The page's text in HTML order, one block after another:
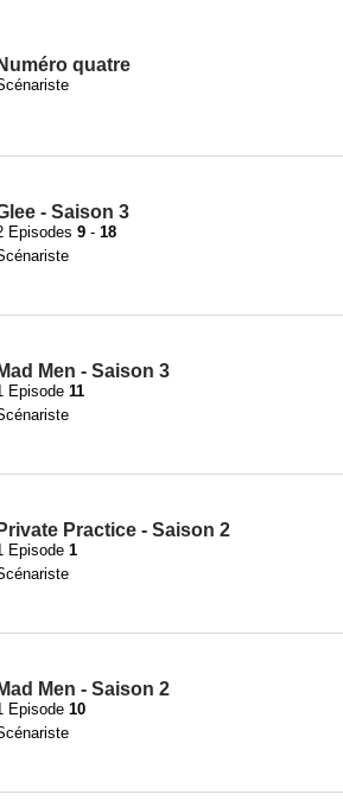
Numéro quatre
- Saison 3
Episodes 9 - 18
Mad Men - Saison 3
Episode 11
Private Practice - Saison 2
Episode 1
Mad Men - Saison 2
Episode 10